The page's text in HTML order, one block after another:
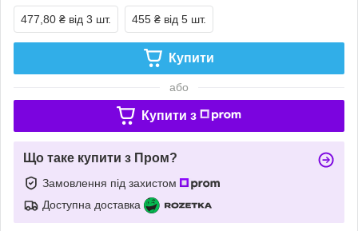
477,80 ₴ від 3 шт. 455 ₴ від 5 шт.
Купити
або
Купити з
Що таке купити з Пром?
Замовлення під захистом
Доступна доставка